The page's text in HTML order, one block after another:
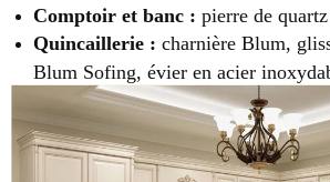
Comptoir et banc : pierre de
Quincaillerie : charnière Blum,
Blum Sofing, évier en acier